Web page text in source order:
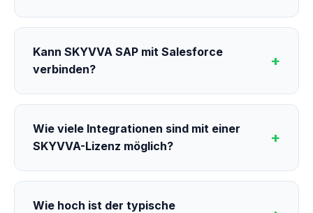
Kann SKYVVA SAP mit Salesforce
verbinden?
Wie viele Integrationen sind mit einer
SKYVVA-Lizenz möglich?
Wie hoch ist der typische